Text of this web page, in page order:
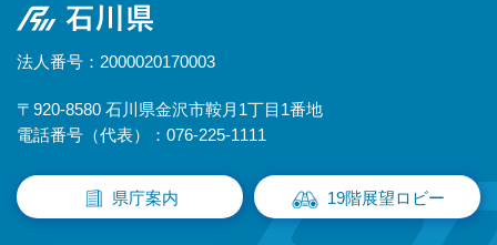
石川県
法人番号：2000020170003
〒920-8580 石川県金沢市鞍月1丁目1番地
電話番号（代表）：076-225-1111
県庁案内 19階展望ロビー